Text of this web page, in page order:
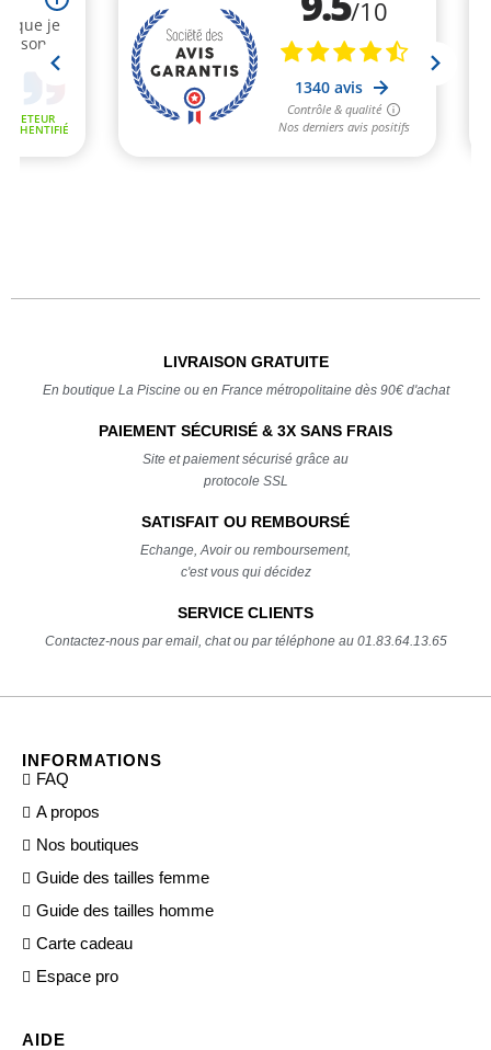
LIVRAISON GRATUITE
En boutique La Piscine ou en France métropolitaine dès 90€ d'achat
PAIEMENT SÉCURISÉ & 3X SANS FRAIS
Site et paiement sécurisé grâce au
protocole SSL
SATISFAIT OU REMBOURSÉ
Echange, Avoir ou remboursement,
c'est vous qui décidez
SERVICE CLIENTS
Contactez-nous par email, chat ou par téléphone au 01.83.64.13.65
INFORMATIONS
FAQ
A propos
Nos boutiques
Guide des tailles femme
Guide des tailles homme
Carte cadeau
Espace pro
AIDE